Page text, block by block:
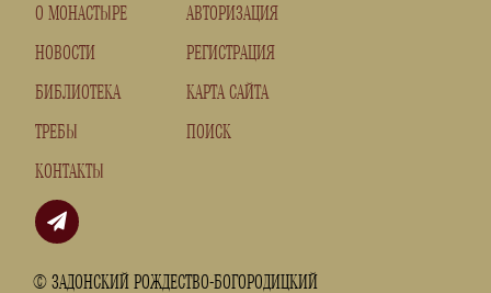
О МОНАСТЫРЕ
НОВОСТИ
БИБЛИОТЕКА
ТРЕБЫ
КОНТАКТЫ
© ЗАДОНСКИЙ РОЖДЕСТВО-БОГОРОДИЦКИЙ
АВТОРИЗАЦИЯ
РЕГИСТРАЦИЯ
КАРТА САЙТА
ПОИСК